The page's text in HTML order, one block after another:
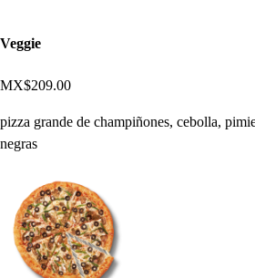
Veggie
MX$209.00
pizza grande de champiñones, cebolla,
negras